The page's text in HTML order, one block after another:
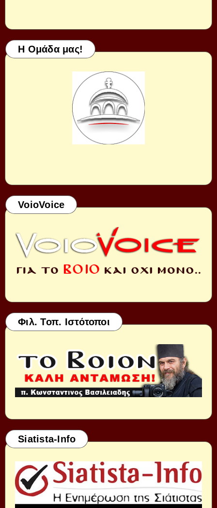
Η Ομάδα μας!
VoioVoice
Φιλ. Τοπ. Ιστότοποι
Siatista-Info